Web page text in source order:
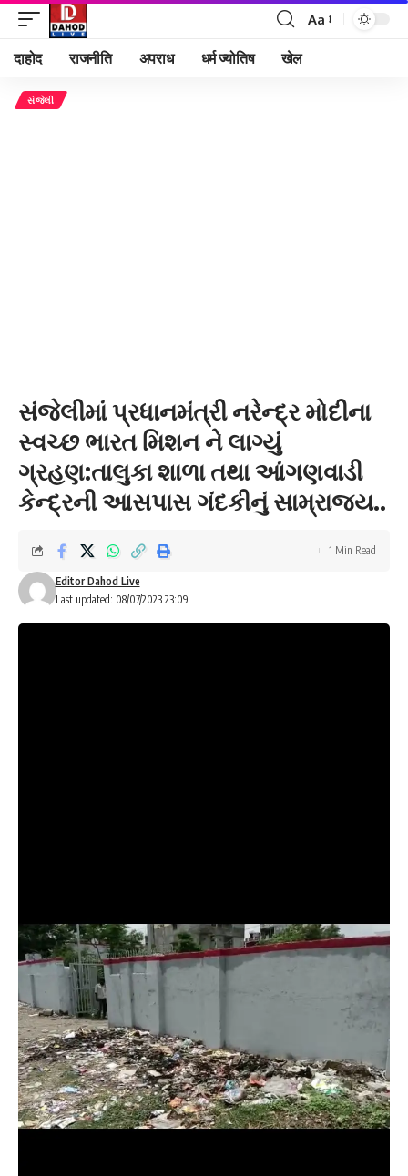
Font
Aa
दाहोद राजनीति अपराध धर्म ज्योतिष खेल
સંજેલી
સંજેલીમાં પ્રધાનમંત્રી નરેન્દ્ર મોદીના
સ્વચ્છ ભારત મિશન ને લાગ્યું
ગ્રહણ:તાલુકા શાળા તથા આંગણવાડી
કેન્દ્રની આસપાસ ગંદકીનું સામ્રાજ્ય..
Last updated: 08/07/2023 23:09
Editor Dahod Live
1 Min Read